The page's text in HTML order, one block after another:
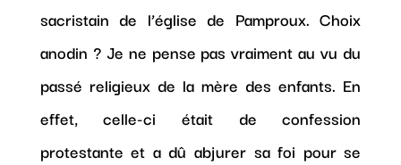
sacristain de l’église de Pamproux. Choix
anodin ? Je ne pense pas vraiment au vu du
passé religieux de la mère des enfants. En
effet, celle-ci était de confession
protestante et a dû abjurer sa foi pour se